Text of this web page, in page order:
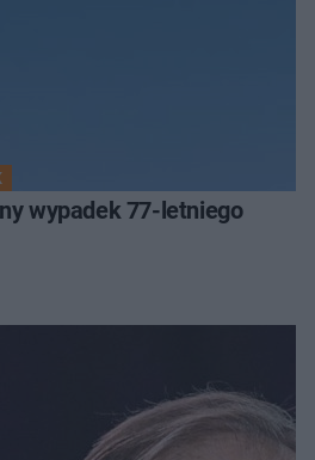
wypadek 77-letniego